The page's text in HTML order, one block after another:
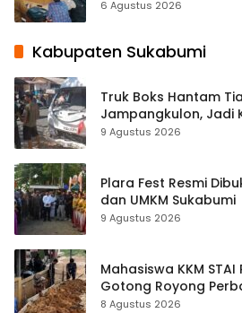
Terbuka Beri Data
6 Agustus 2026
Kabupaten Sukabumi
Truk Boks Hantam
Jampangkulon, Jadi
Titik yang Sama
9 Agustus 2026
Plara Fest Resmi
dan UMKM Sukabumi
9 Agustus 2026
Mahasiswa KKM
Gotong Royong
Majelis Ta’lim di
8 Agustus 2026